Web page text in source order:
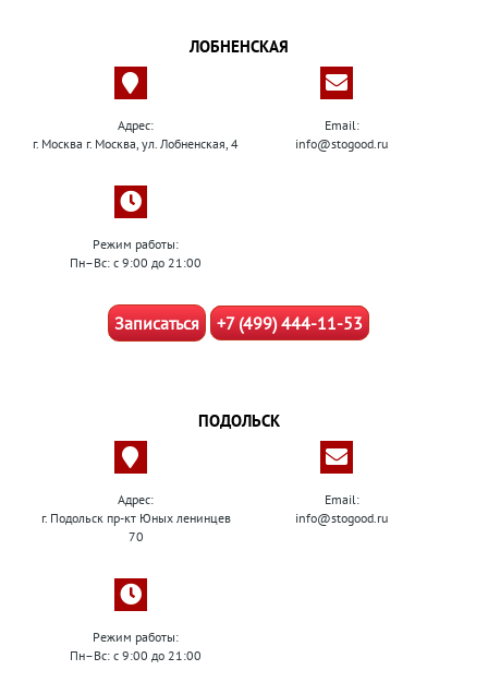
ЛОБНЕНСКАЯ
Адрес:
г. Москва г. Москва, ул. Лобненская, 4
Email:
info@stogood.ru
Режим работы:
Пн–Вс: с 9:00 до 21:00
Записаться +7 (499) 444-11-53
ПОДОЛЬСК
Адрес:
г. Подольск пр-кт Юных ленинцев
70
Email:
info@stogood.ru
Режим работы:
Пн–Вс: с 9:00 до 21:00